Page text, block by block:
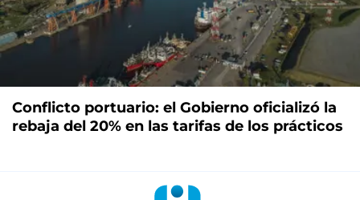
Conflicto portuario: el Gobierno oficializó la
rebaja del 20% en las tarifas de los prácticos